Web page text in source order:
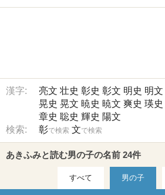
漢字: 亮文 壮史 彰史 彰文 明史 明文
晃史 晃文 暁史 暁文 爽史 瑛史
章史 聡史 輝史 陽文
検索:
彰で検索 文で検索
あきふみと読む男の子の名前 24件
すべて 男の子